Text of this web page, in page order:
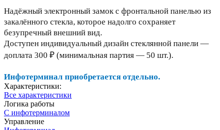
Надёжный электронный замок с фронтальной панелью из
закалённого стекла, которое надолго сохраняет
безупречный внешний вид.
Доступен индивидуальный дизайн стеклянной панели —
доплата 300 ₽ (минимальная партия — 50 шт.).
Инфотерминал приобретается отдельно.
Характеристики:
Все характеристики
Логика работы
С инфотерминалом
Управление